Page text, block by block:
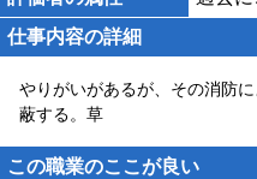
仕事内容の詳細
やりがいがあるが、その消防
蔽する。草
この職業のここが良い